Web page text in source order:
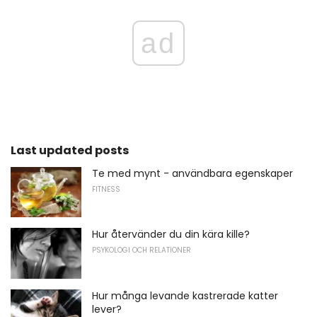
ad
Last updated posts
Te med mynt - användbara egenskaper
FITNESS
Hur återvänder du din kära kille?
PSYKOLOGI OCH RELATIONER
Hur många levande kastrerade katter
lever?